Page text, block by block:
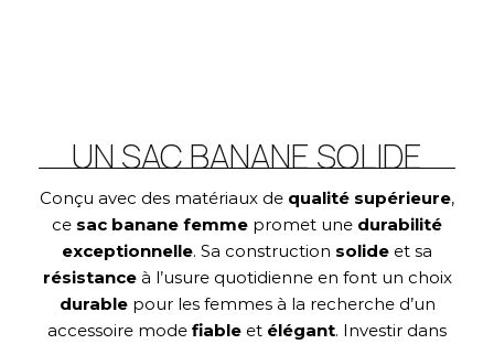
UN SAC BANANE SOLIDE
Conçu avec des matériaux de qualité supérieure,
ce sac banane femme promet une durabilité
exceptionnelle. Sa construction solide et sa
résistanceà l’usure quotidienne en font un choix
durablepour les femmes à la recherche d’un
accessoire mode fiable et élégant. Investir dans